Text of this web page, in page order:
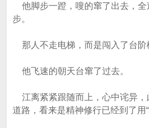
他脚步一蹬，嗖的窜了出去，全
步。
那人不走电梯，而是闯入了台阶
他飞速的朝天台窜了过去。
江离紧紧跟随而上，心中诧异，
道路，看来是精神修行已经到了用“